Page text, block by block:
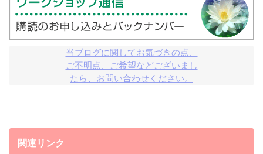
当ブログに関してお気づきの点、
ご不明点、ご希望などございまし
たら、お問い合わせください。
関連リンク